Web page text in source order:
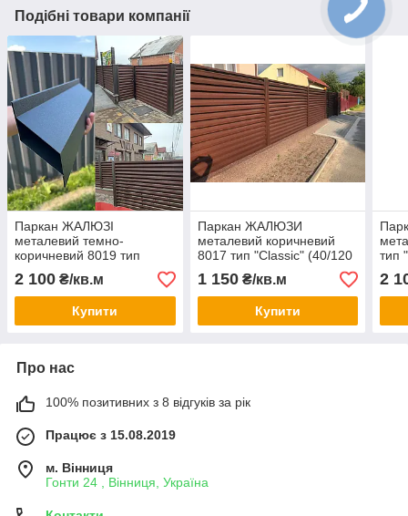
Подібні товари компанії
Паркан ЖАЛЮЗІ
металевий темно-
коричневий 8019 тип
"Exclusive" (Ексклюзив
40/120 мм)Ромб
двостороннє покриття
2 100 ₴/кв.м
Купити
Паркан ЖАЛЮЗИ
металевий коричневий
8017 тип "Classic" (40/120
мм) односторонній,
двосторонній покриття
1 150₴/кв.м
Купити
тип
40/
2
Про нас
100% позитивних з 8 відгуків за рік
Працює з 15.08.2019
м. Вінниця
Гонти 24 , Вінниця, Україна